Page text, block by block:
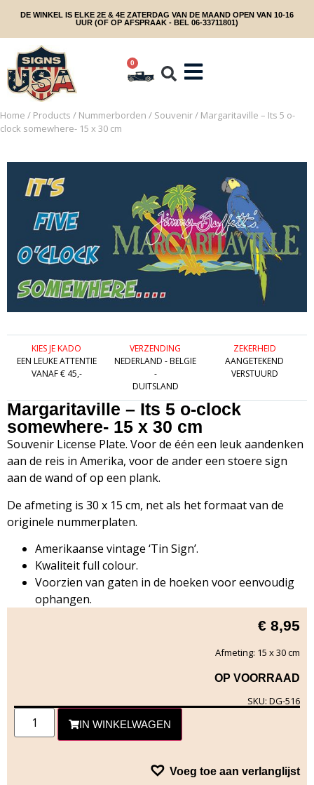
DE WINKEL IS ELKE 2E & 4E ZATERDAG VAN DE MAAND OPEN VAN 10-16
UUR (OF OP AFSPRAAK - BEL 06-33711801)
0
Home / Products / Nummerborden / Souvenir/ Margaritaville – Its 5 o-
clock somewhere- 15 x 30 cm
KIES JE KADO
EEN LEUKE ATTENTIE
VANAF € 45,-
VERZENDING
NEDERLAND - BELGIE
-
DUITSLAND
ZEKERHEID
AANGETEKEND
VERSTUURD
Margaritaville – Its 5 o-clock
somewhere- 15 x 30 cm
Souvenir License Plate. Voor de één een leuk aandenken
aan de reis in Amerika, voor de ander een stoere sign
aan de wand of op een plank.
De afmeting is 30 x 15 cm, net als het formaat van de
originele nummerplaten.
Amerikaanse vintage ‘Tin Sign’.
Kwaliteit full colour.
Voorzien van gaten in de hoeken voor eenvoudig
ophangen.
€ 8,95
Afmeting: 15 x 30 cm
OP VOORRAAD
SKU: DG-516
IN WINKELWAGEN
Voeg toe aan verlanglijst